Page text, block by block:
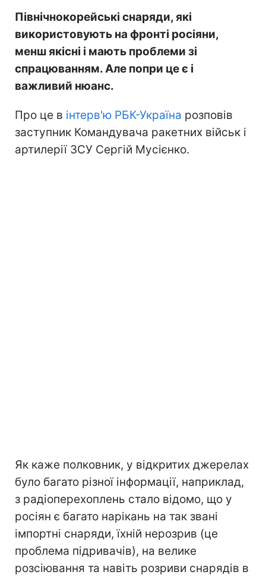
Північнокорейські снаряди, які
використовують на фронті росіяни,
менш якісні і мають проблеми зі
спрацюванням. Але попри це є і
важливий нюанс.
Про це в інтерв'ю РБК-Україна розповів
заступник Командувача ракетних військ і
артилерії ЗСУ Сергій Мусієнко.
Як каже полковник, у відкритих джерелах
було багато різної інформації, наприклад,
з радіоперехоплень стало відомо, що у
росіян є багато нарікань на так звані
імпортні снаряди, їхній нерозрив (це
проблема підривачів), на велике
розсіювання та навіть розриви снарядів в